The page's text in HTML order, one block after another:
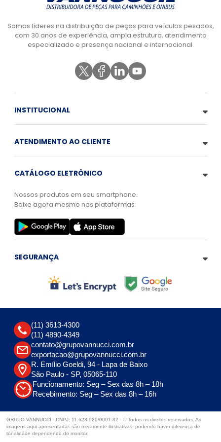
Somos líderes na distribuição de peças para veículos pesados,
com 30 anos de experiência, ampla estrutura, atendimento
especializado e presença nacional e internacional.
INSTITUCIONAL
ATENDIMENTO AO CLIENTE
CATÁLOGO ELETRÔNICO
Nossos produtos em seu smartphone.
Baixe agora mesmo nas plataformas:
SEGURANÇA
(11) 3613-4300
(11) 4890-4349
contato@grupovannucci.com.br
exportacao@grupovannucci.com.br
R. Emílio Goeldi, 94 - Lapa de Baixo
São Paulo - SP, 05065-110
Funcionamento: Seg – Sex das 8h – 18h
Recebimento: Seg – Sex das 8h – 16h
GRUPO VANNUCCI - CNPJ: 11.623.920/0001-82 - © Todos os direitos reservados. As
imagens aqui apresentadas são meramente ilustrativas, podendo haver diferença de
tonalidade dependendo do monitor.